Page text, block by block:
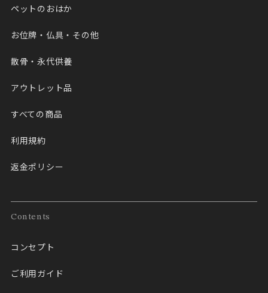
ペットのおはか
お位牌・仏具・その他
散骨・永代供養
アウトレット品
すべての商品
利用規約
返金ポリシー
Contents
コンセプト
ご利用ガイド